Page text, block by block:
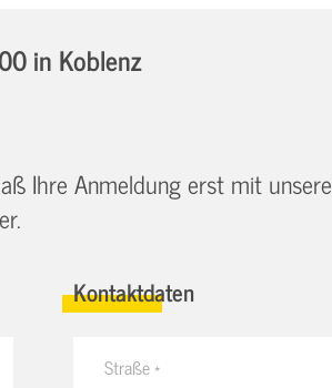
in Koblenz
Ihre Anmeldung erst mit
Kontaktdaten